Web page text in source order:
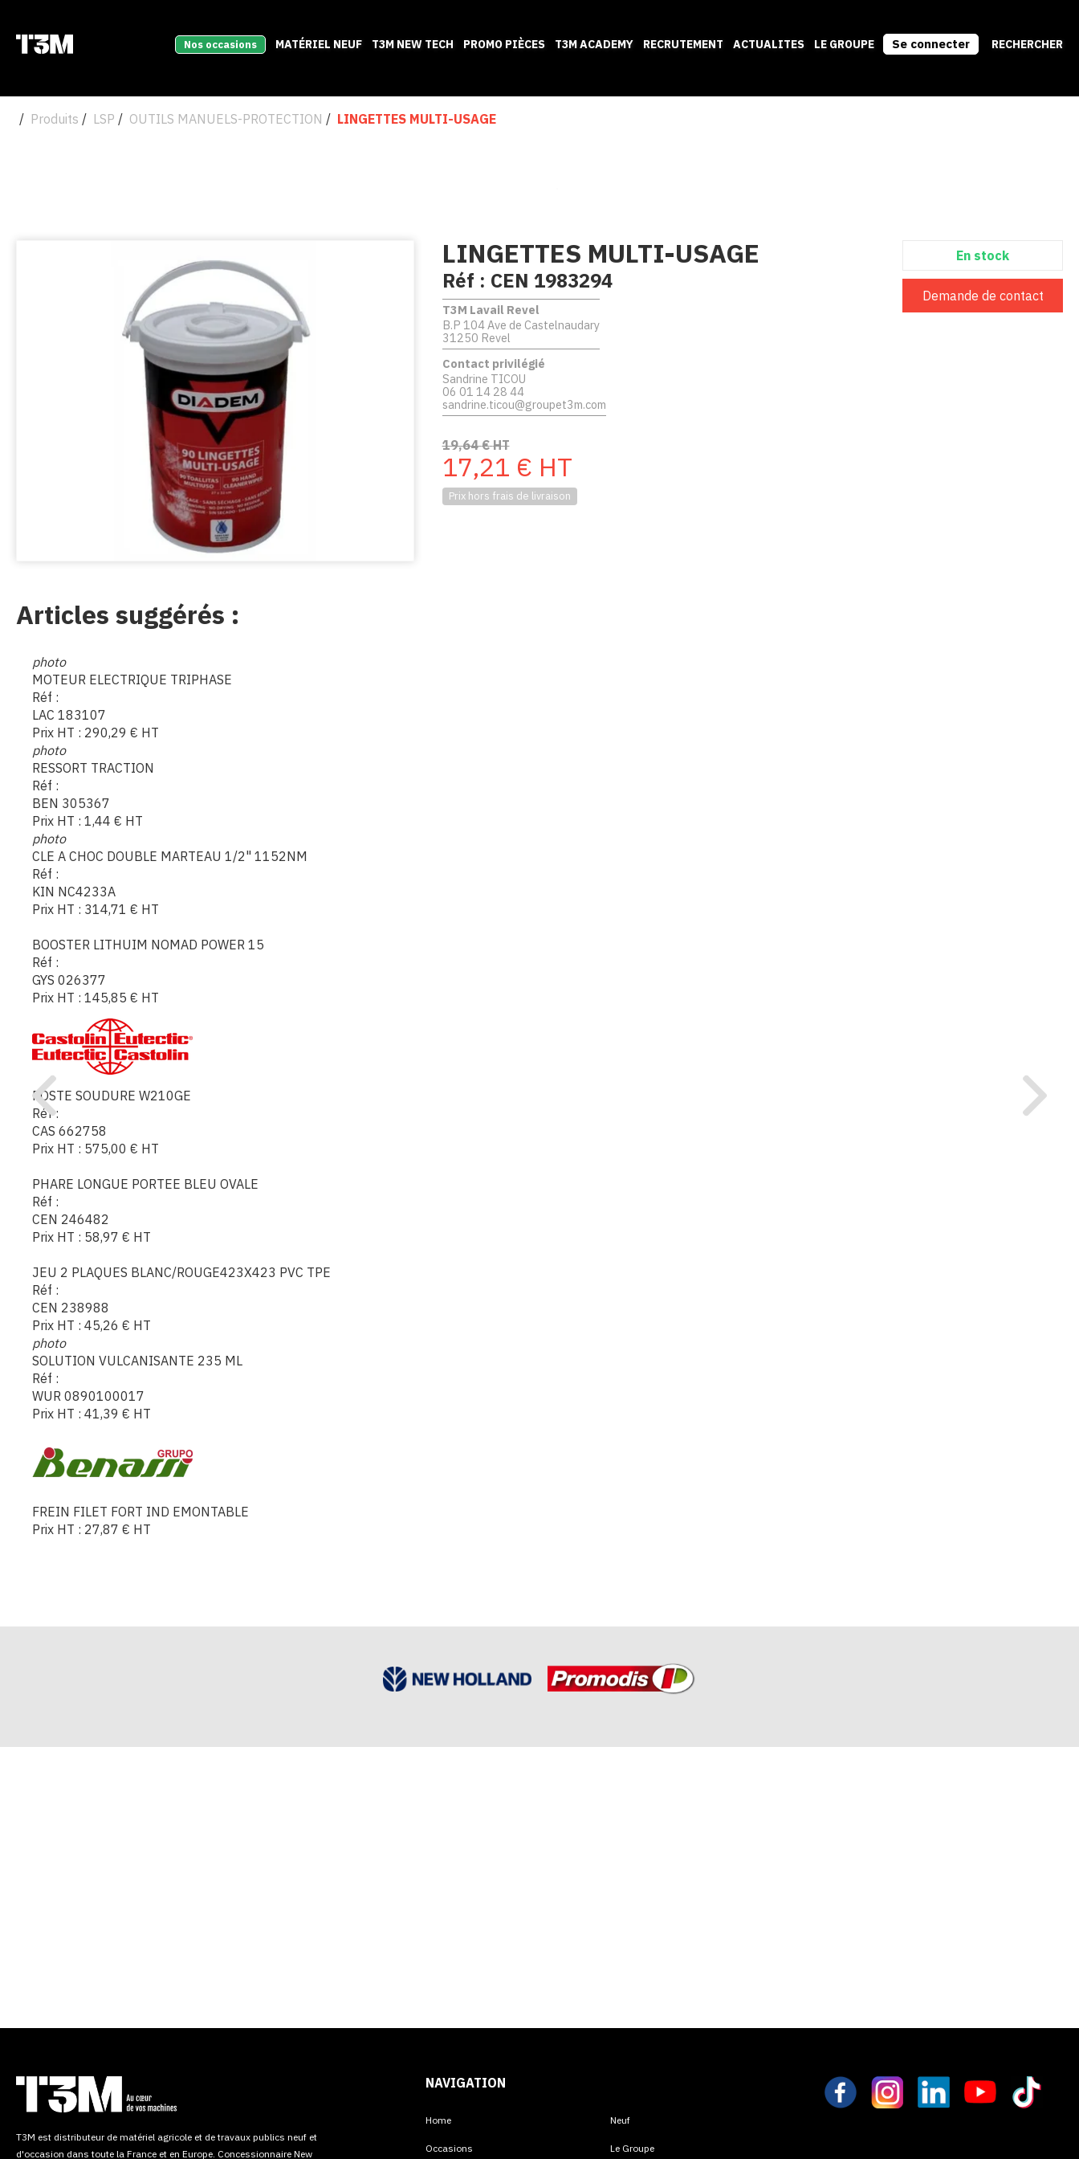
Nos occasions MATÉRIEL NEUF T3M NEW TECH PROMO PIÈCES T3M ACADEMY RECRUTEMENT ACTUALITES LE GROUPE Se connecter RECHERCHER
Produits LSP OUTILS MANUELS-PROTECTION LINGETTES MULTI-USAGE
LINGETTES MULTI-USAGE
Réf : CEN 1983294
T3M Lavail Revel
B.P 104 Ave de Castelnaudary
31250 Revel
Contact privilégié
Sandrine TICOU
06 01 14 28 44
sandrine.ticou@groupet3m.com
19,64€ HT
17,21 € HT
Prix hors frais de livraison
En stock
Demande de contact
Articles suggérés :
photo
MOTEUR ELECTRIQUE TRIPHASE
Réf :
LAC 183107
Prix HT : 290,29 € HT
photo
RESSORT TRACTION
Réf :
BEN 305367
Prix HT : 1,44 € HT
photo
CLE A CHOC DOUBLE MARTEAU 1/2" 1152NM
Réf :
KIN NC4233A
Prix HT : 314,71 € HT
BOOSTER LITHUIM NOMAD POWER 15
Réf :
GYS 026377
Prix HT : 145,85 € HT
POSTE SOUDURE W210GE
Réf :
CAS 662758
Prix HT : 575,00 € HT
PHARE LONGUE PORTEE BLEU OVALE
Réf :
CEN 246482
Prix HT : 58,97 € HT
JEU 2 PLAQUES BLANC/ROUGE423X423 PVC TPE
Réf :
CEN 238988
Prix HT : 45,26 € HT
photo
SOLUTION VULCANISANTE 235 ML
Réf :
WUR 0890100017
Prix HT : 41,39 € HT
FREIN FILET FORT IND EMONTABLE
Prix HT : 27,87 € HT
T3M est distributeur de matériel agricole et de travaux publics neuf et
d'occasion dans toute la France et en Europe. Concessionnaire New
NAVIGATION
Home Neuf
Occasions Le Groupe